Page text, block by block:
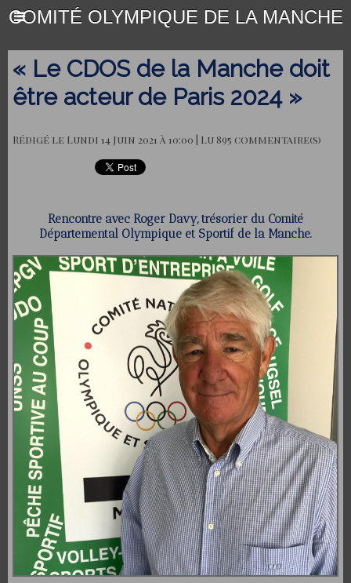
COMITÉ OLYMPIQUE DE LA MANCHE
« Le CDOS de la Manche doit
être acteur de Paris 2024 »
Rédigé le Lundi 14 Juin 2021 à 10:00 | Lu 895 commentaire(s)
Rencontre avec Roger Davy, trésorier du Comité
Départemental Olympique et Sportif de la Manche.